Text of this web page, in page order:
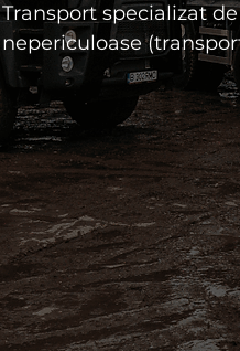
Transport specializat
nepericuloase